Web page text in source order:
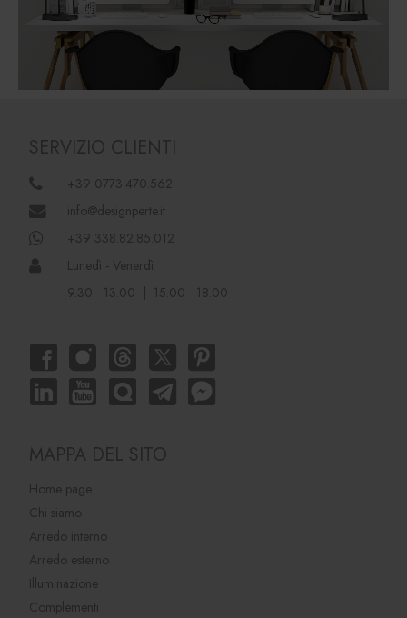
SERVIZIO CLIENTI
+39 0773.470.562
info@designperte.it
+39 338.82.85.012
Lunedì - Venerdì
9.30 - 13.00 | 15.00 - 18.00
MAPPA DEL SITO
Home page
Chi siamo
Arredo interno
Arredo esterno
Illuminazione
Complementi